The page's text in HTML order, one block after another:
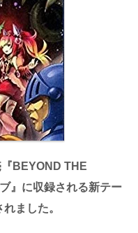
BEYOND THE
』に収録される新テー
ました。